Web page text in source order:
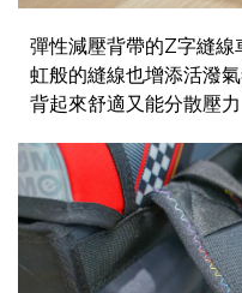
彈性減壓背帶的Z字縫
虹般的縫線也增添活潑
背起來舒適又能分散壓力